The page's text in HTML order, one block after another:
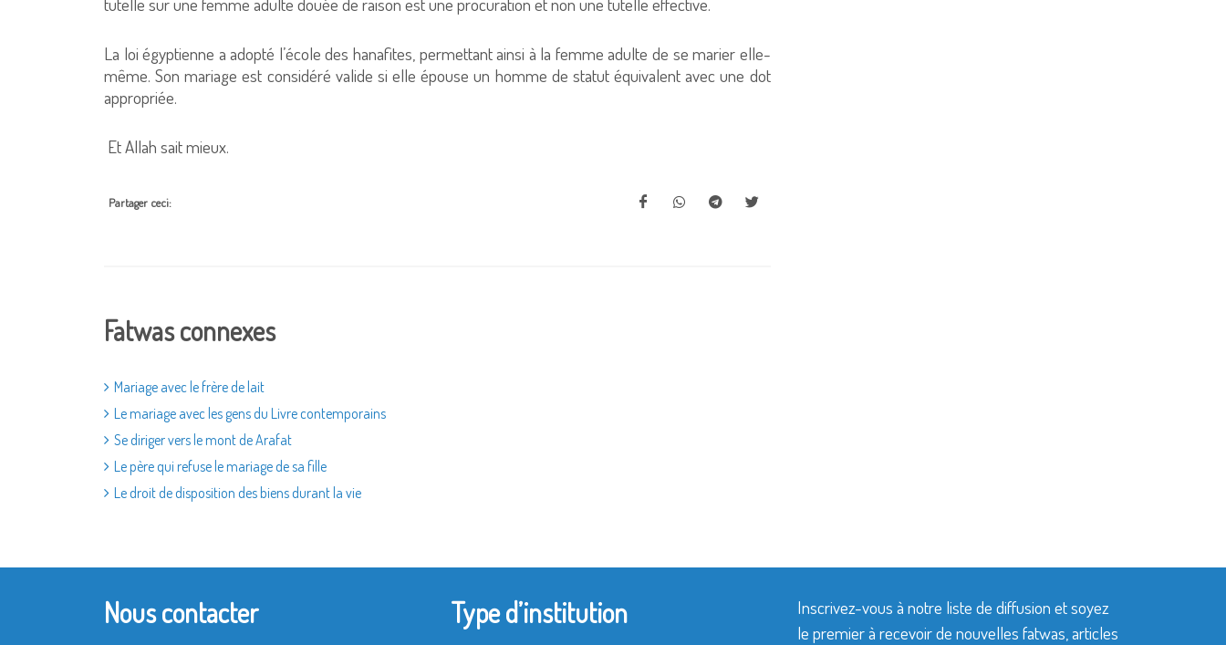
La loi égyptienne a adopté l’école des hanafites, permettant ainsi à la femme adulte de se marier elle-
même. Son mariage est considéré valide si elle épouse un homme de statut équivalent avec une dot
appropriée.
Et Allah sait mieux.
Partager ceci:
Fatwas connexes
Mariage avec le frère de lait
Le mariage avec les gens du Livre contemporains
Se diriger vers le mont de Arafat
Le père qui refuse le mariage de sa fille
Le droit de disposition des biens durant la vie
Nous contacter Type d’institution
Inscrivez-vous à notre liste de diffusion et soyez
le premier à recevoir de nouvelles fatwas, articles